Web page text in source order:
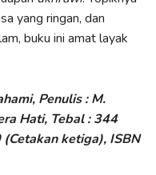
yang ringan, dan
buku ini amat layak
Penulis : M.
Hati, Tebal : 344
ketiga), ISBN